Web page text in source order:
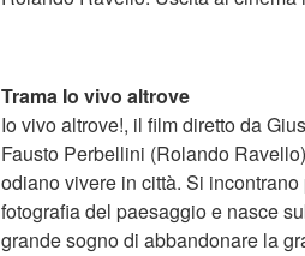
Trama Io vivo altrove
Io vivo altrove!, il film diretto da
Fausto Perbellini (Rolando
odiano vivere in città. Si
fotografia del paesaggio e nasce
grande sogno di abbandonare la